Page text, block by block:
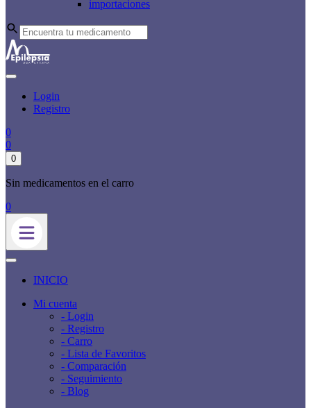
importaciones
Login
Registro
0
0
0
Sin medicamentos en el carro
0
INICIO
Mi cuenta
- Login
- Registro
- Carro
- Lista de Favoritos
- Comparación
- Seguimiento
- Blog